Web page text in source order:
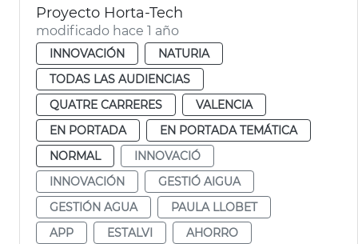
Proyecto Horta-Tech
modificado hace 1 año
INNOVACIÓN
NATURIA
TODAS LAS AUDIENCIAS
QUATRE CARRERES
VALENCIA
EN PORTADA
EN PORTADA TEMÁTICA
NORMAL
INNOVACIÓ
INNOVACIÓN
GESTIÓ AIGUA
GESTIÓN AGUA
PAULA LLOBET
APP
ESTALVI
AHORRO